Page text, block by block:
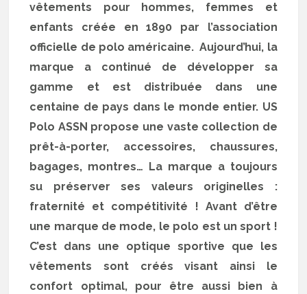
vêtements pour hommes, femmes et
enfants créée en 1890 par l’association
officielle de polo américaine. Aujourd’hui, la
marque a continué de développer sa
gamme et est distribuée dans une
centaine de pays dans le monde entier. US
Polo ASSN propose une vaste collection de
prêt-à-porter, accessoires, chaussures,
bagages, montres… La marque a toujours
su préserver ses valeurs originelles :
fraternité et compétitivité ! Avant d’être
une marque de mode, le polo est un sport !
C’est dans une optique sportive que les
vêtements sont créés visant ainsi le
confort optimal, pour être aussi bien à